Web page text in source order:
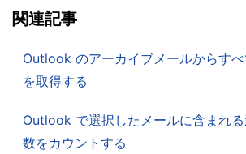
関連記事
Outlook のアーカイブメールからす
を取得する
Outlook で選択したメールに含まれ
数をカウントする